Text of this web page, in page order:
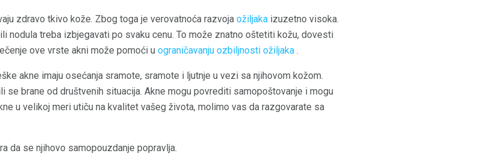
zdravo tkivo kože. Zbog toga je verovatnoća razvoja ožiljaka izuzetno visoka.
nodula treba izbjegavati po svaku cenu. To može znatno oštetiti kožu, dovesti
ove vrste akni može pomoći u ograničavanju ozbiljnosti ožiljaka .
akne imaju osećanja sramote, sramote i ljutnje u vezi sa njihovom kožom.
se brane od društvenih situacija. Akne mogu povrediti samopoštovanje i mogu
u velikoj meri utiču na kvalitet vašeg života, molimo vas da razgovarate sa
da se njihovo samopouzdanje popravlja.